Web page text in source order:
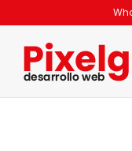
to